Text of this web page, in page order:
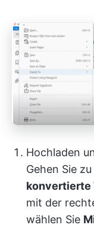
Hochladen
Gehen Sie zu
konvertierte
mit der
wählen Sie